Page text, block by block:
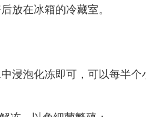
放在冰箱的冷藏室。
泡化冻即可，可以每半个